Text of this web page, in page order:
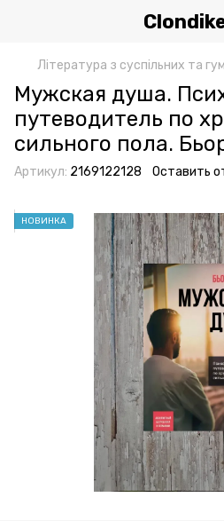
Література з суспільних та
Мужская душа.
путеводитель по
сильного пола.
Артикул: 2169122128 Оставить
НОВИНКА